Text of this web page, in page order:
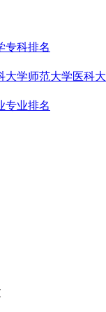
专科排名
大学师范大学医科
专业排名